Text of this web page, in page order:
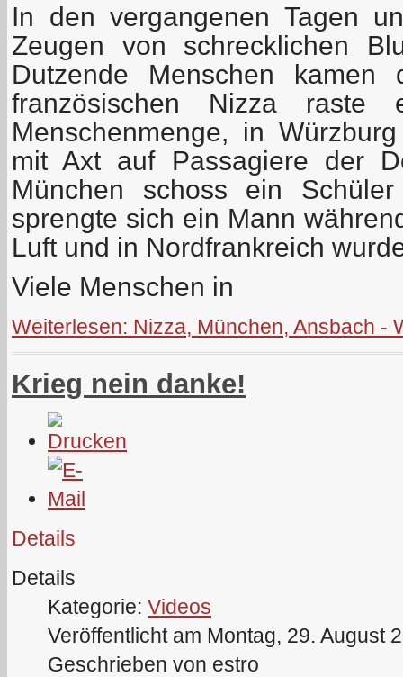
In den vergangenen Tagen
Zeugen von schrecklichen
Dutzende Menschen
französischen Nizza
Menschenmenge, in
mit Axt auf Passagiere der
München schoss ein
sprengte sich ein Mann
Luft und in Nordfrankreich
Viele Menschen in
Weiterlesen: Nizza, München, Ansbach -
Krieg nein danke!
Details
Details
Kategorie: Videos
Veröffentlicht am Montag, 29. August
Geschrieben von estro